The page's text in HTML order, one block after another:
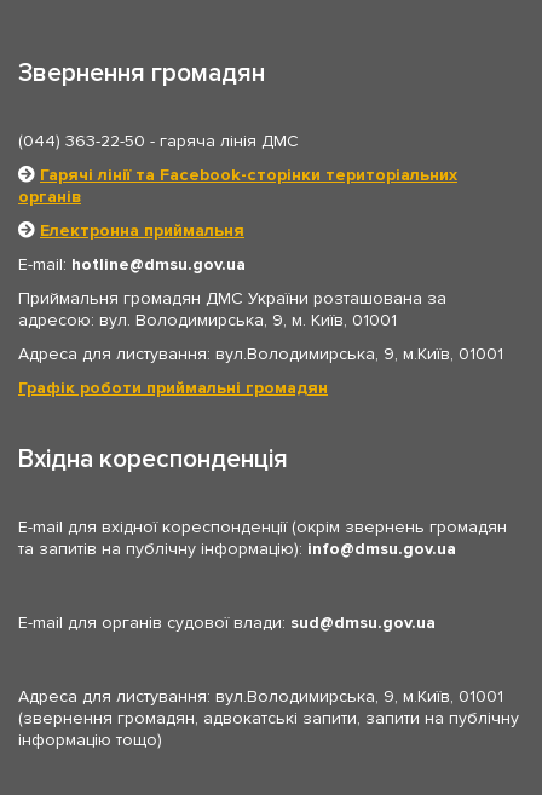
Звернення громадян
(044) 363-22-50 - гаряча лінія ДМС
Гарячі лінії та Facebook-сторінки територіальних
органів
Електронна приймальня
E-mail: hotline
dmsu.gov.ua
Приймальня громадян ДМС України розташована за
адресою: вул. Володимирська, 9, м. Київ, 01001
Адреса для листування: вул.Володимирська, 9, м.Київ, 01001
Графік роботи приймальні громадян
Вхідна кореспонденція
E-mail для вхідної кореспонденції (окрім звернень громадян
та запитів на публічну інформацію): info dmsu.gov.ua
E-mail для органів судової влади: sud dmsu.gov.ua
Адреса для листування: вул.Володимирська, 9, м.Київ, 01001
(звернення громадян, адвокатські запити, запити на публічну
інформацію тощо)